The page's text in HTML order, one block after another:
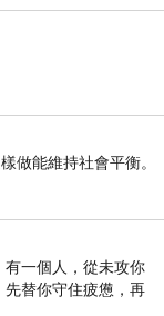
做能維持社會平衡。
一個人，從未攻你
替你守住疲憊，再